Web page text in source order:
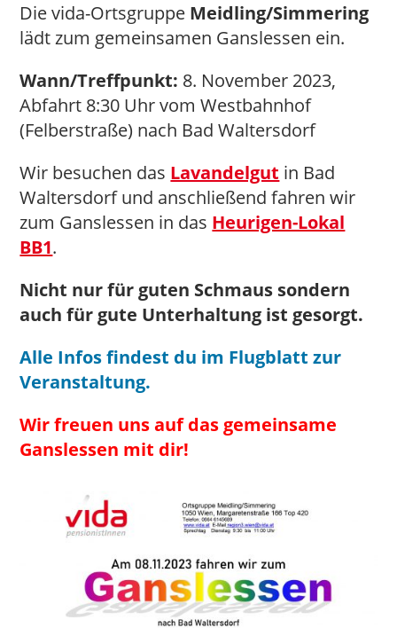
Die vida-Ortsgruppe Meidling/Simmering
lädt zum gemeinsamen Ganslessen ein.
Wann/Treffpunkt: 8. November 2023,
Abfahrt 8:30 Uhr vom Westbahnhof
(Felberstraße) nach Bad Waltersdorf
Wir besuchen das Lavandelgut in Bad
Waltersdorf und anschließend fahren wir
zum Ganslessen in das Heurigen-Lokal
BB1.
Nicht nur für guten Schmaus sondern
auch für gute Unterhaltung ist gesorgt.
Alle Infos findest du im Flugblatt zur
Veranstaltung.
Wir freuen uns auf das gemeinsame
Ganslessen mit dir!